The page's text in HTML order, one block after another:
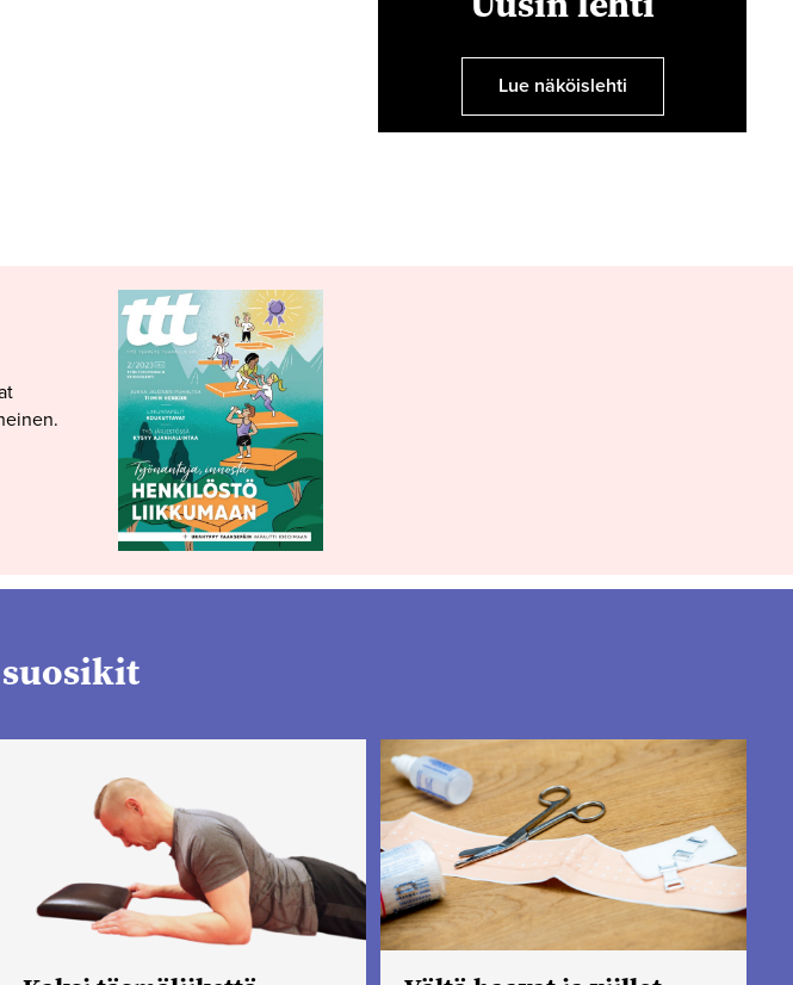
Lue näköislehti